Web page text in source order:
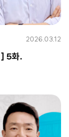
2026.03.12
] 5화.